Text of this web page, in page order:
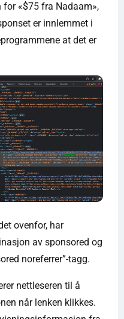
for «$75 fra Nadaam»,
er innlemmet i
at det er
ovenfor, har
av sponsored og
noreferrer”-tagg.
nettleseren til å
når lenken klikkes.